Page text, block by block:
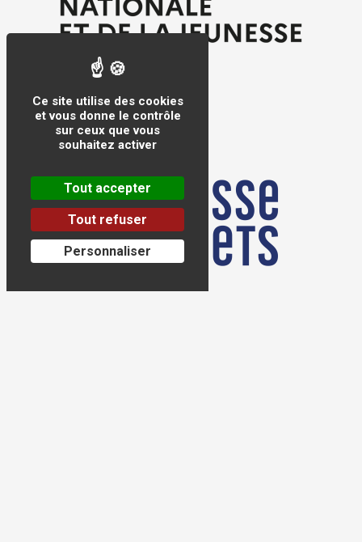
Ce site utilise des cookies
et vous donne le contrôle
sur ceux que vous
souhaitez activer
Tout accepter
Tout refuser
Personnaliser